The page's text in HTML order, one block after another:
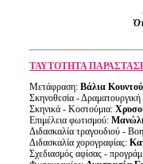
ΤΑΥΤΟΤΗΤΑ
Μετάφραση: Βάλια
Σκηνοθεσία - Δραματουργική
Σκηνικά - Κοστούμια:
Επιμέλεια φωτισμού:
Διδασκαλία τραγουδιού -
Διδασκαλία χορογραφίας:
Σχεδιασμός αφίσας -